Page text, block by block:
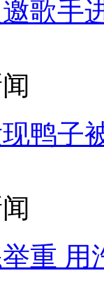
歌手
鸭子
重 用